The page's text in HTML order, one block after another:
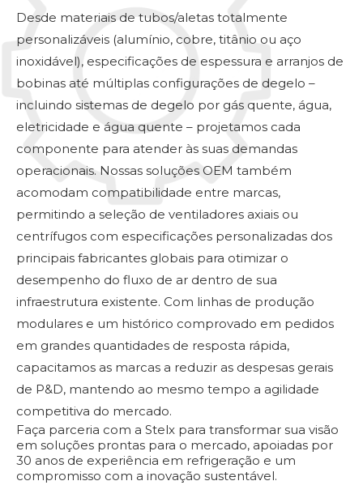
Desde materiais de tubos/aletas totalmente
personalizáveis ​​(alumínio, cobre, titânio ou aço
inoxidável), especificações de espessura e arranjos de
bobinas até múltiplas configurações de degelo –
incluindo sistemas de degelo por gás quente, água,
eletricidade e água quente – projetamos cada
componente para atender às suas demandas
operacionais. Nossas soluções OEM também
acomodam compatibilidade entre marcas,
permitindo a seleção de ventiladores axiais ou
centrífugos com especificações personalizadas dos
principais fabricantes globais para otimizar o
desempenho do fluxo de ar dentro de sua
infraestrutura existente. Com linhas de produção
modulares e um histórico comprovado em pedidos
em grandes quantidades de resposta rápida,
capacitamos as marcas a reduzir as despesas gerais
de P&D, mantendo ao mesmo tempo a agilidade
competitiva do mercado.
Faça parceria com a Stelx para transformar sua visão
em soluções prontas para o mercado, apoiadas por
30 anos de experiência em refrigeração e um
compromisso com a inovação sustentável.